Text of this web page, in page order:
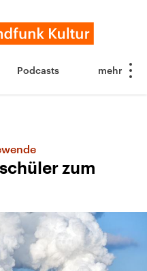
Podcasts
zum